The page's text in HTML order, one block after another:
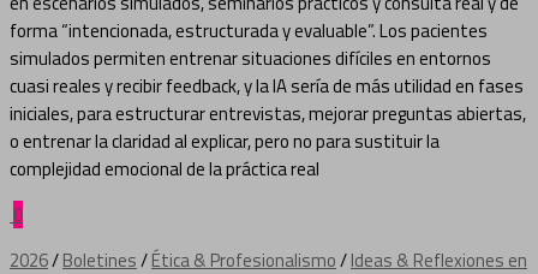
forma “intencionada, estructurada y evaluable”. Los pacientes
simulados permiten entrenar situaciones difíciles en entornos
cuasi reales y recibir feedback, y la IA sería de más utilidad en fases
iniciales, para estructurar entrevistas, mejorar preguntas abiertas,
o entrenar la claridad al explicar, pero no para sustituir la
complejidad emocional de la práctica real
0
2026/Boletines/Ética & Profesionalismo/Ideas & Reflexiones en